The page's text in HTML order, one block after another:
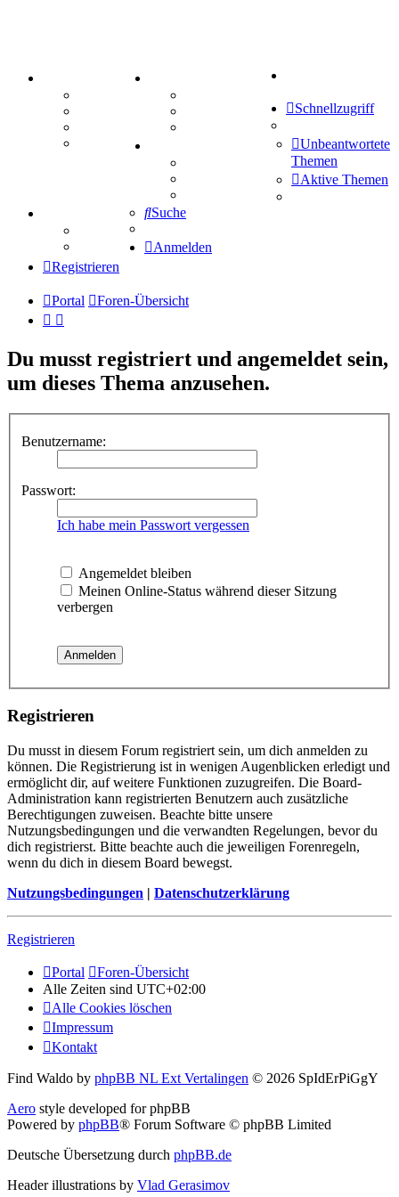
Mastodon
Treffenübersicht
Zitatesammlung
Schiffe versenken
Tipprunde
Comunio
Schnellzugriff
Unbeantwortete
Themen
Aktive Themen
Suche
Anmelden
Registrieren
Portal Foren-Übersicht
Du musst registriert und angemeldet sein,
um dieses Thema anzusehen.
Benutzername:
Passwort:
Ich habe mein Passwort vergessen
Angemeldet bleiben
Meinen Online-Status während dieser Sitzung
verbergen
Registrieren
Du musst in diesem Forum registriert sein, um dich anmelden zu
können. Die Registrierung ist in wenigen Augenblicken erledigt und
ermöglicht dir, auf weitere Funktionen zuzugreifen. Die Board-
Administration kann registrierten Benutzern auch zusätzliche
Berechtigungen zuweisen. Beachte bitte unsere
Nutzungsbedingungen und die verwandten Regelungen, bevor du
dich registrierst. Bitte beachte auch die jeweiligen Forenregeln,
wenn du dich in diesem Board bewegst.
Nutzungsbedingungen | Datenschutzerklärung
Registrieren
Portal
Foren-Übersicht
Alle Zeiten sind UTC+02:00
Alle Cookies löschen
Impressum
Kontakt
Find Waldo by phpBB NL Ext Vertalingen © 2026 SpIdErPiGgY
Aero style developed for phpBB
Powered by phpBB® Forum Software © phpBB Limited
Deutsche Übersetzung durch phpBB.de
Header illustrations by Vlad Gerasimov